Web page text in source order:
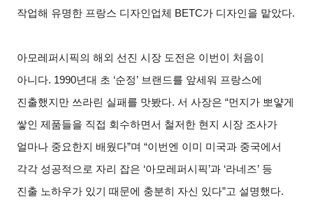
작업해 유명한 프랑스 디자인업체 BETC가 디자인을 맡았다.
아모레퍼시픽의 해외 선진 시장 도전은 이번이 처음이
아니다. 1990년대 초 ‘순정’ 브랜드를 앞세워 프랑스에
진출했지만 쓰라린 실패를 맛봤다. 서 사장은 “먼지가 뽀얗게
쌓인 제품들을 직접 회수하면서 철저한 현지 시장 조사가
얼마나 중요한지 배웠다”며 “이번엔 이미 미국과 중국에서
각각 성공적으로 자리 잡은 ‘아모레퍼시픽’과 ‘라네즈’ 등
진출 노하우가 있기 때문에 충분히 자신 있다”고 설명했다.